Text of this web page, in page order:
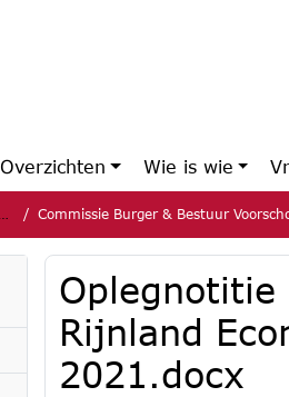
Overzichten Wie is wie
Commissie Burger & Bestuur Voorschoten
Oplegnotitie
Rijnland
2021.docx